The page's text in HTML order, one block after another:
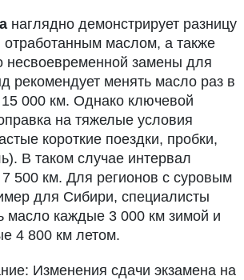
наглядно демонстрирует разницу
маслом, а также
несвоевременной замены для
рекомендует менять масло раз в
000 км. Однако ключевой
на тяжелые условия
короткие поездки, пробки,
В таком случае интервал
500 км. Для регионов с суровым
для Сибири, специалисты
масло каждые 3 000 км зимой и
4 800 км летом.
Изменения сдачи экзамена на